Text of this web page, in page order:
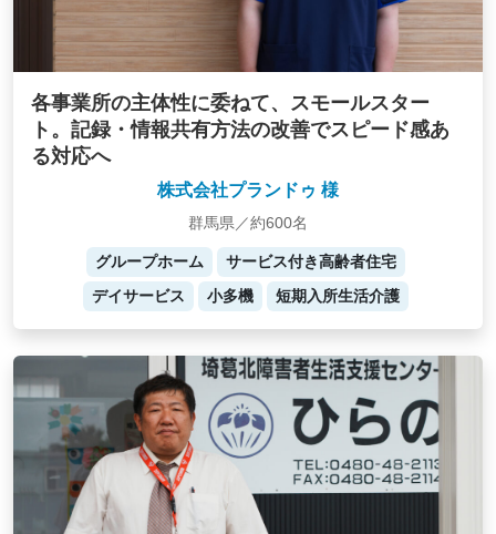
各事業所の主体性に委ねて、スモールスター
ト。記録・情報共有方法の改善でスピード感あ
る対応へ
株式会社プランドゥ 様
群馬県／約600名
グループホーム
サービス付き高齢者住宅
デイサービス
小多機 短期入所生活介護